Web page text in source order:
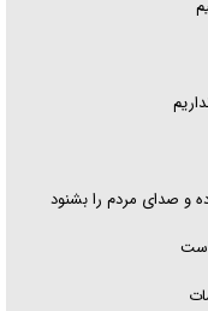
و صدای مردم را بشنود